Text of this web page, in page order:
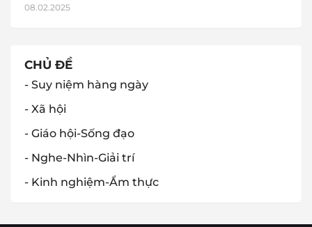
08.02.2025
CHỦ ĐỀ
- Suy niệm hàng ngày
- Xã hội
- Giáo hội-Sống đạo
- Nghe-Nhìn-Giải trí
- Kinh nghiệm-Ẩm thực